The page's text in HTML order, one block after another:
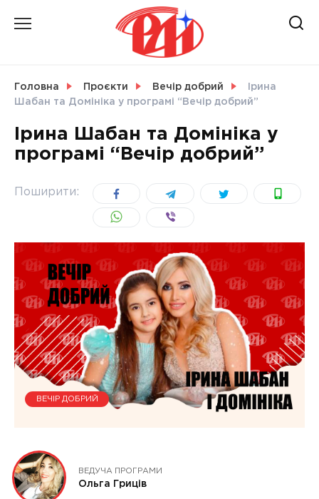
УКРАЇНА
Головна Проєкти Вечір добрий
Ірина
Шабан та Домініка у програмі “Вечір добрий”
Ірина Шабан та Домініка у
програмі “Вечір добрий”
Поширити:
ВЕЧІР ДОБРИЙ
ВЕДУЧА ПРОГРАМИ
Ольга Гриців